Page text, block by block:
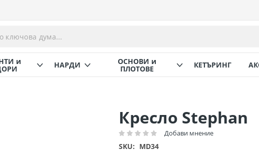
и НАРДИ ОСНОВИ и
ПЛОТОВЕ КЕТЪРИНГ
Кресло Stephan
Рейтинг: Добави мнение
SKU MD34